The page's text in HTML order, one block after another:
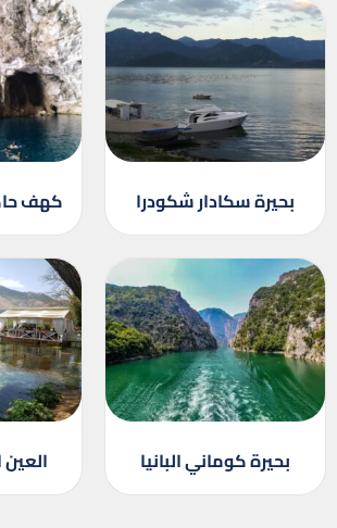
بحيرة سكادار شكودرا كهف
بحيرة كوماني البانيا العين